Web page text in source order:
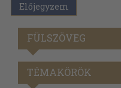
Előjegyzem
FÜLSZÖVEG
TÉMAKÖRÖK